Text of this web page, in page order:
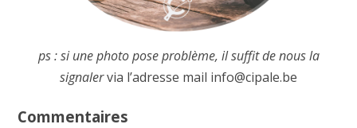
ps : si une photo pose problème, il suffit de nous la
signalervia l’adresse mail info@cipale.be
Commentaires